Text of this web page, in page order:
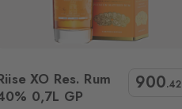
XO Res. Rum
0,7L GP
900.42